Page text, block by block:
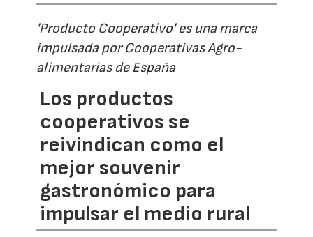
'Producto Cooperativo' es una marca
impulsada por Cooperativas Agro-
alimentarias de España
Los productos
cooperativos se
reivindican como el
mejor souvenir
gastronómico para
impulsar el medio rural